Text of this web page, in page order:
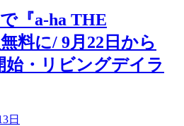
『a-ha THE
料に/ 9月22日から
始・リビングデイラ
日